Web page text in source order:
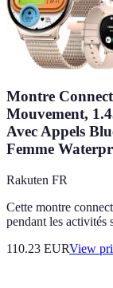
Montre
Mouvement,
Avec Appels
Femme
Rakuten FR
Cette montre
pendant les activités
110.23 EURView